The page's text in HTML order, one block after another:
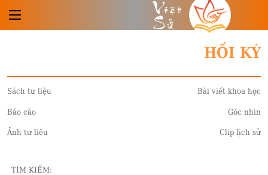
Việt
Sử
HỒI KÝ
Sách tư liệu Bài viết khoa học
Báo cáo Góc nhìn
Ảnh tư liệu Clip lịch sử
TÌM KIẾM: